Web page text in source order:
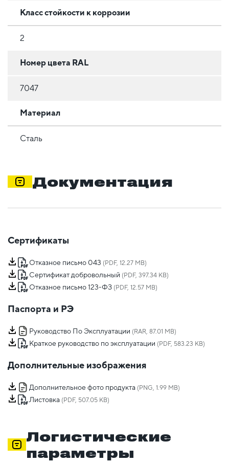
Класс стойкости к коррозии
2
Номер цвета RAL
7047
Материал
Сталь
Документация
Сертификаты
Отказное письмо 043 (PDF, 12.27 MB)
Сертификат добровольный (PDF, 397.34 KB)
Отказное письмо 123-ФЗ (PDF, 12.57 MB)
Паспорта и РЭ
Руководство По Эксплуатации (RAR, 87.01 MB)
Краткое руководство по эксплуатации (PDF, 583.23 KB)
Дополнительные изображения
Дополнительное фото продукта (PNG, 1.99 MB)
Листовка (PDF, 507.05 KB)
Логистические
параметры